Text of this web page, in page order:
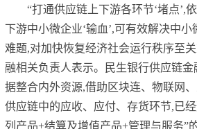
“打通供应链上下游各环节‘堵点’,
下游中小微企业‘输血’,可有效解决中
难题,对加快恢复经济社会运行秩序至
融相关负责人表示。民生银行供应链
据整合内外资源,借助区块连、物联网
供应链中的应收、应付、存货环节,已
列产品+结算及增值产品+管理与服务”